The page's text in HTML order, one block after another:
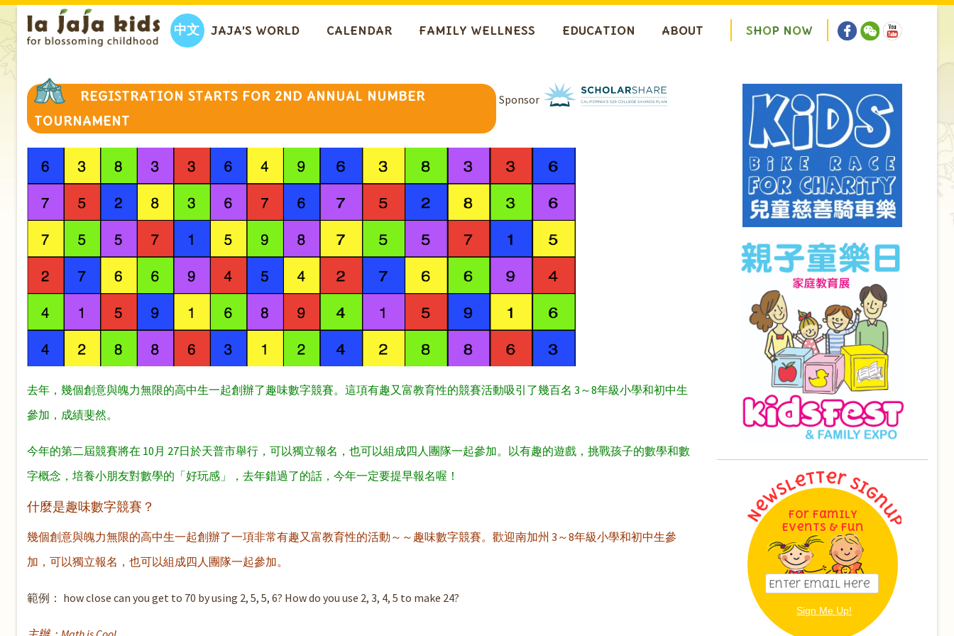
中文 JAJA’S WORLD CALENDAR FAMILY WELLNESS EDUCATION ABOUT SHOP NOW
REGISTRATION STARTS FOR 2ND ANNUAL NUMBER
TOURNAMENT
Sponsor
去年，幾個創意與魄力無限的高中生一起創辦了趣味數字競賽。這項有趣又富教育性的競賽活動吸引了幾百名 3～8年級小學和初中生
參加，成績斐然。
今年的第二屆競賽將在 10月 27日於天普市舉行，可以獨立報名，也可以組成四人團隊一起參加。以有趣的遊戲，挑戰孩子的數學和數
字概念，培養小朋友對數學的「好玩感」，去年錯過了的話，今年一定要提早報名喔！
什麼是趣味數字競賽？
幾個創意與魄力無限的高中生一起創辦了一項非常有趣又富教育性的活動～～趣味數字競賽。歡迎南加州 3～8年級小學和初中生參
加，可以獨立報名，也可以組成四人團隊一起參加。
範例： how close can you get to 70 by using 2, 5, 5, 6? How do you use 2, 3, 4, 5 to make 24?
For Family
Events & Fun